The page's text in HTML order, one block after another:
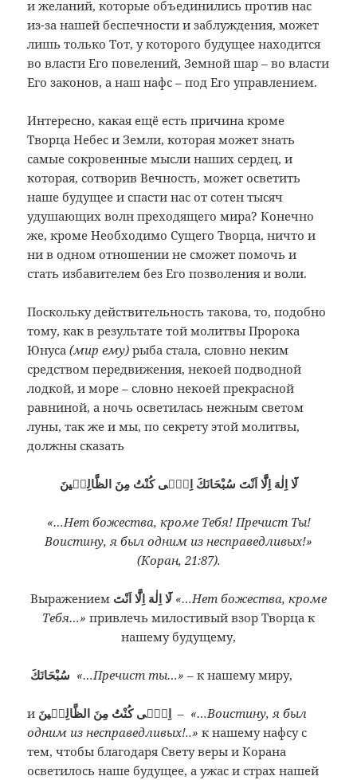
и желаний, которые объединились против нас
из-за нашей беспечности и заблуждения, может
лишь только Тот, у которого будущее находится
во власти Его повелений, Земной шар – во власти
Его законов, а наш нафс – под Его управлением.
Интересно, какая ещё есть причина кроме
Творца Небес и Земли, которая может знать
самые сокровенные мысли наших сердец, и
которая, сотворив Вечность, может осветить
наше будущее и спасти нас от сотен тысяч
удушающих волн преходящего мира? Конечно
же, кроме Необходимо Сущего Творца, ничто и
ни в одном отношении не сможет помочь и
стать избавителем без Его позволения и воли.
Поскольку действительность такова, то, подобно
тому, как в результате той молитвы Пророка
Юнуса(мир ему) рыба стала, словно неким
средством передвижения, некоей подводной
лодкой, и море – словно некоей прекрасной
равниной, а ночь осветилась нежным светом
луны, так же и мы, по секрету этой молитвы,
должны сказать
لَٓا اِلٰهَ اِلَّٓا اَنْتَ سُبْحَانَكَ اِنّٖى كُنْتُ مِنَ الظَّالِمٖينَ
«…Нет божества, кроме Тебя! Пречист Ты!
Воистину, я был одним из несправедливых!»
(Коран, 21:87).
Выражением لَٓا اِلٰهَ اِلَّٓا اَنْتَ «…Нет божества, кроме
Тебя…» привлечь милостивый взор Творца к
нашему будущему,
«…Пречист ты…»– к нашему миру,
и اِنّٖى كُنْتُ مِنَ الظَّالِمٖينَ – «…Воистину, я был
одним из несправедливых!..»к нашему нафсу с
тем, чтобы благодаря Свету веры и Корана
осветилось наше будущее, а ужас и страх нашей